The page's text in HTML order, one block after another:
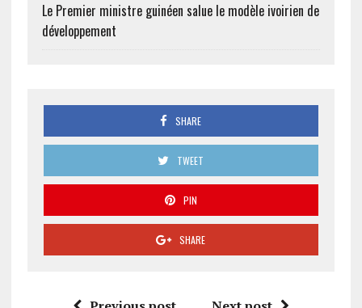
Le Premier ministre guinéen salue le modèle ivoirien de
développement
SHARE
TWEET
PIN
SHARE